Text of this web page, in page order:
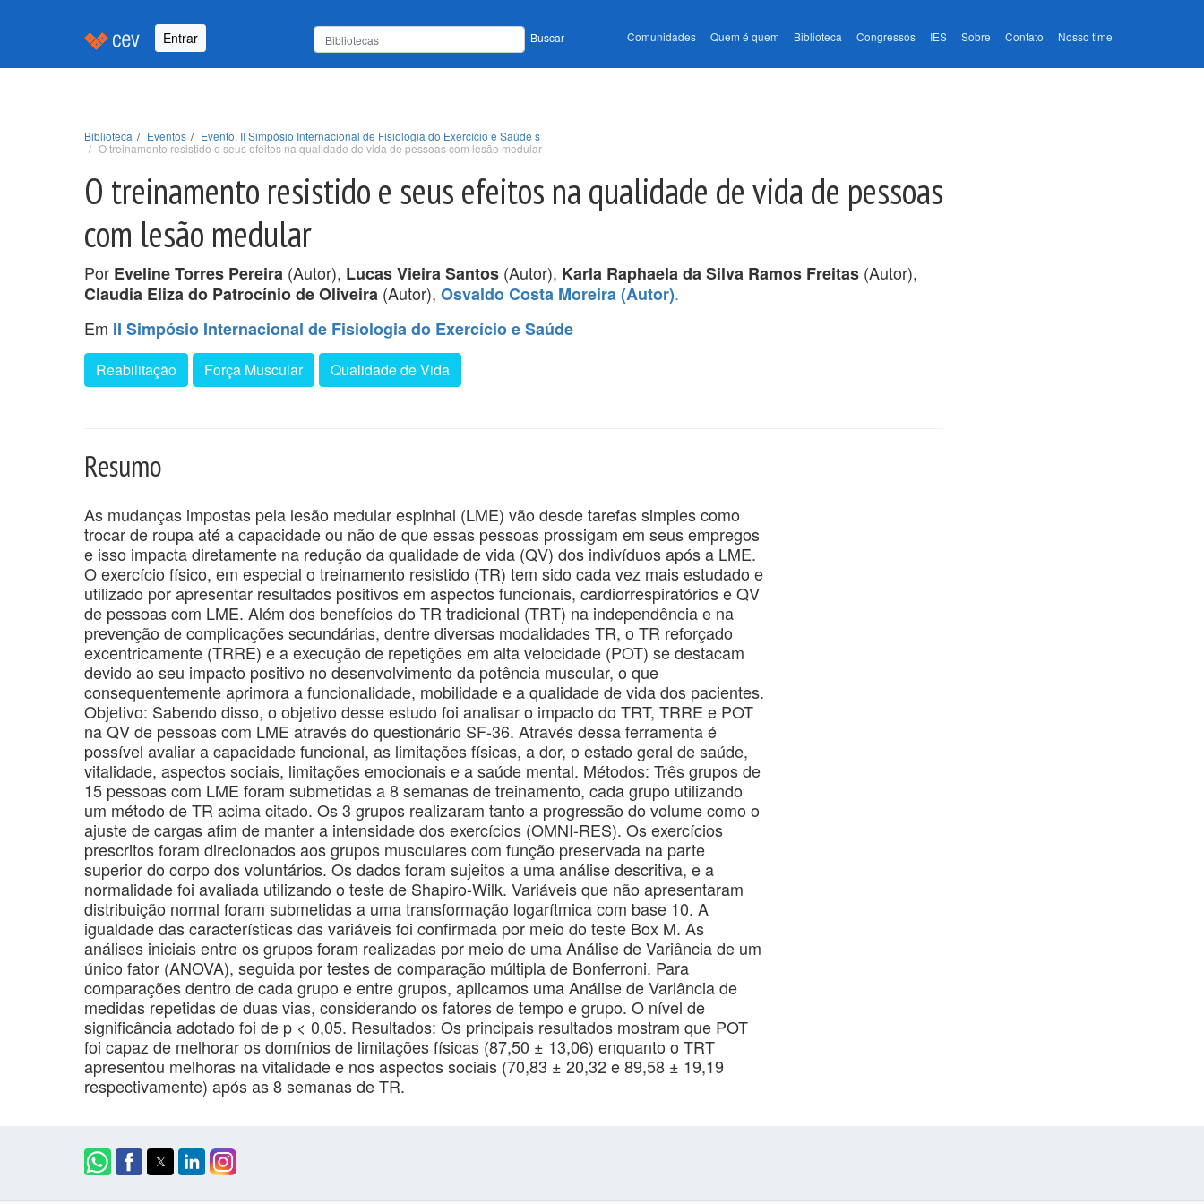
Entrar Buscar Comunidades Quem é quem Biblioteca Congressos IES Sobre Contato Nosso time
Biblioteca Eventos
Evento: II Simpósio Internacional de Fisiologia do Exercício e Saúde s
O treinamento resistido e seus efeitos na qualidade de vida de pessoas com lesão medular
O treinamento resistido e seus efeitos na qualidade de vida de pessoas
com lesão medular
Por Eveline Torres Pereira (Autor), Lucas Vieira Santos (Autor), Karla Raphaela da Silva Ramos Freitas (Autor),
Claudia Eliza do Patrocínio de Oliveira (Autor), Osvaldo Costa Moreira (Autor).
Em II Simpósio Internacional de Fisiologia do Exercício e Saúde
Reabilitação Força Muscular Qualidade de Vida
Resumo
As mudanças impostas pela lesão medular espinhal (LME) vão desde tarefas simples como
trocar de roupa até a capacidade ou não de que essas pessoas prossigam em seus empregos
e isso impacta diretamente na redução da qualidade de vida (QV) dos indivíduos após a LME.
O exercício físico, em especial o treinamento resistido (TR) tem sido cada vez mais estudado e
utilizado por apresentar resultados positivos em aspectos funcionais, cardiorrespiratórios e QV
de pessoas com LME. Além dos benefícios do TR tradicional (TRT) na independência e na
prevenção de complicações secundárias, dentre diversas modalidades TR, o TR reforçado
excentricamente (TRRE) e a execução de repetições em alta velocidade (POT) se destacam
devido ao seu impacto positivo no desenvolvimento da potência muscular, o que
consequentemente aprimora a funcionalidade, mobilidade e a qualidade de vida dos pacientes.
Objetivo: Sabendo disso, o objetivo desse estudo foi analisar o impacto do TRT, TRRE e POT
na QV de pessoas com LME através do questionário SF-36. Através dessa ferramenta é
possível avaliar a capacidade funcional, as limitações físicas, a dor, o estado geral de saúde,
vitalidade, aspectos sociais, limitações emocionais e a saúde mental. Métodos: Três grupos de
15 pessoas com LME foram submetidas a 8 semanas de treinamento, cada grupo utilizando
um método de TR acima citado. Os 3 grupos realizaram tanto a progressão do volume como o
ajuste de cargas afim de manter a intensidade dos exercícios (OMNI-RES). Os exercícios
prescritos foram direcionados aos grupos musculares com função preservada na parte
superior do corpo dos voluntários. Os dados foram sujeitos a uma análise descritiva, e a
normalidade foi avaliada utilizando o teste de Shapiro-Wilk. Variáveis que não apresentaram
distribuição normal foram submetidas a uma transformação logarítmica com base 10. A
igualdade das características das variáveis foi confirmada por meio do teste Box M. As
análises iniciais entre os grupos foram realizadas por meio de uma Análise de Variância de um
único fator (ANOVA), seguida por testes de comparação múltipla de Bonferroni. Para
comparações dentro de cada grupo e entre grupos, aplicamos uma Análise de Variância de
medidas repetidas de duas vias, considerando os fatores de tempo e grupo. O nível de
significância adotado foi de p < 0,05. Resultados: Os principais resultados mostram que POT
foi capaz de melhorar os domínios de limitações físicas (87,50 ± 13,06) enquanto o TRT
apresentou melhoras na vitalidade e nos aspectos sociais (70,83 ± 20,32 e 89,58 ± 19,19
respectivamente) após as 8 semanas de TR.